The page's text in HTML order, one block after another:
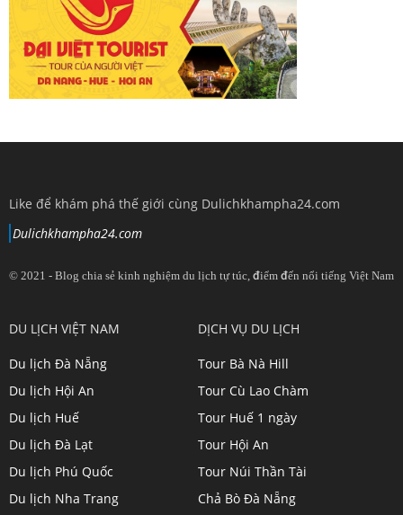
Like để khám phá thế giới cùng Dulichkhampha24.com
Dulichkhampha24.com
© 2021 - Blog chia sẻ kinh nghiệm du lịch tự túc, điểm đến nổi tiếng Việt Nam
profile
on
Twitter
profile
on
LinkedIn
profile
on
YouTube
profile
on
Google+
DU LỊCH VIỆT NAM
Du lịch Đà Nẵng
Du lịch Hội An
Du lịch Huế
Du lịch Đà Lạt
Du lịch Phú Quốc
Du lịch Nha Trang
DỊCH VỤ DU LỊCH
Tour Bà Nà Hill
Tour Cù Lao Chàm
Tour Huế 1 ngày
Tour Hội An
Tour Núi Thần Tài
Chả Bò Đà Nẵng